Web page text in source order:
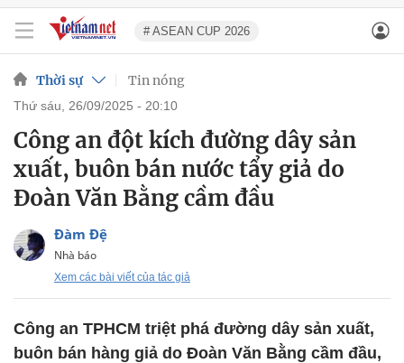
# ASEAN CUP 2026
Thời sự Tin nóng
thứ sáu, 26/09/2025 - 20:10
Công an đột kích đường dây sản
xuất, buôn bán nước tẩy giả do
Đoàn Văn Bằng cầm đầu
Đàm Đệ
Nhà báo
Xem các bài viết của tác giả
Công an TPHCM triệt phá đường dây sản xuất,
buôn bán hàng giả do Đoàn Văn Bằng cầm đầu,